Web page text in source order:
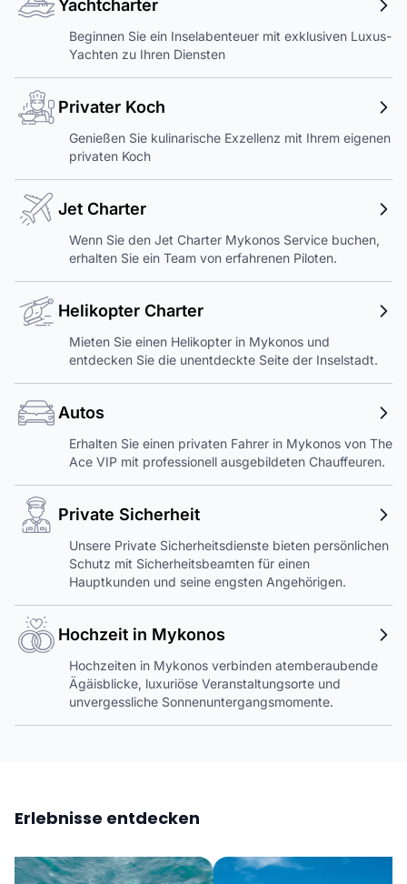
Yachtcharter
Beginnen Sie ein Inselabenteuer mit exklusiven Luxus-
Yachten zu Ihren Diensten
Privater Koch
Genießen Sie kulinarische Exzellenz mit Ihrem eigenen
privaten Koch
Jet Charter
Wenn Sie den Jet Charter Mykonos Service buchen,
erhalten Sie ein Team von erfahrenen Piloten.
Helikopter Charter
Mieten Sie einen Helikopter in Mykonos und
entdecken Sie die unentdeckte Seite der Inselstadt.
Autos
Erhalten Sie einen privaten Fahrer in Mykonos von The
Ace VIP mit professionell ausgebildeten Chauffeuren.
Private Sicherheit
Unsere Private Sicherheitsdienste bieten persönlichen
Schutz mit Sicherheitsbeamten für einen
Hauptkunden und seine engsten Angehörigen.
Hochzeit in Mykonos
Hochzeiten in Mykonos verbinden atemberaubende
Ägäisblicke, luxuriöse Veranstaltungsorte und
unvergessliche Sonnenuntergangsmomente.
Erlebnisse entdecken